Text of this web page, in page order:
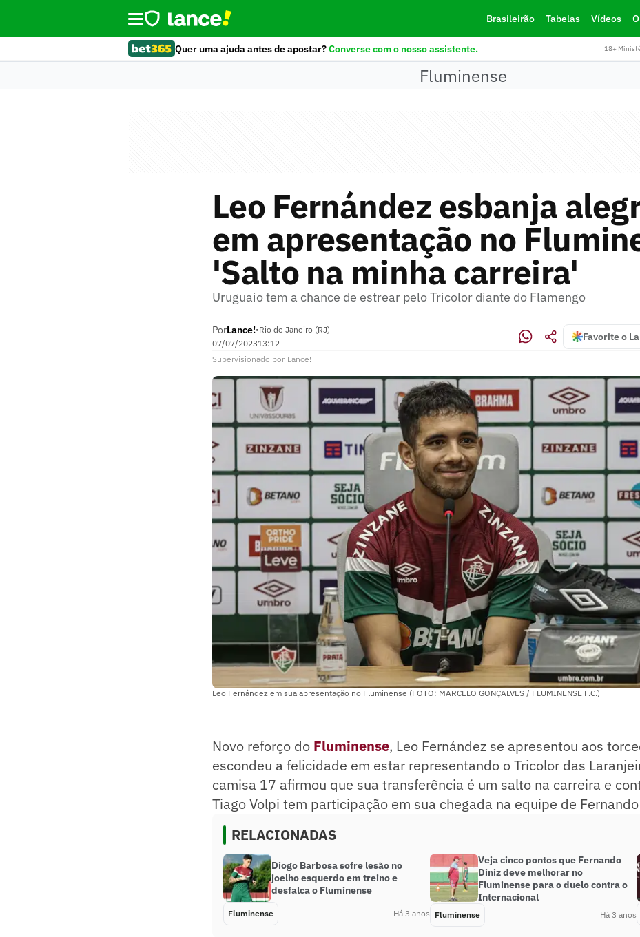
Brasileirão Tabelas Vídeos
Quer uma ajuda antes de apostar?Converse com o nosso assistente. 18+
Fluminense
Leo Fernández esbanja
em apresentação no
'Salto na minha carreira'
Uruguaio tem a chance de estrear pelo Tricolor diante do Flamengo
PorLance!•Rio de Janeiro (RJ)
07/07/202313:12
Favorite o
Supervisionado por Lance!
Leo Fernández em sua apresentação no Fluminense (FOTO: MARCELO GONÇALVES / FLUMINENSE F.C.)
Novo reforço do Fluminense, Leo Fernández se apresentou aos
escondeu a felicidade em estar representando o Tricolor das
camisa 17 afirmou que sua transferência é um salto na carreira e
Tiago Volpi tem participação em sua chegada na equipe de
RELACIONADAS
Diogo Barbosa sofre lesão no
joelho esquerdo em treino e
desfalca o Fluminense
Fluminense Há 3 anos
Veja cinco pontos que Fernando
Diniz deve melhorar no
Fluminense para o duelo contra o
Internacional
Fluminense Há 3 anos